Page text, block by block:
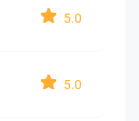
5.0
5.0